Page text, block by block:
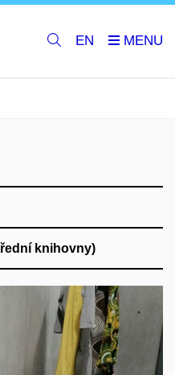
EN
knihovny)